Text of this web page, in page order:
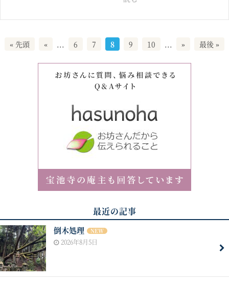
« 先頭 « ... 6 7 8 9 10 ... » 最後 »
最近の記事
倒木処理 NEW
2026年8月5日